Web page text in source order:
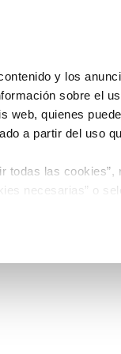
y los
sobre el
web, quienes
a partir del uso
todas las
necesarias” o